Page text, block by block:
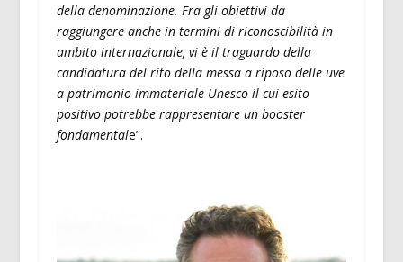
della denominazione. Fra gli obiettivi da
raggiungere anche in termini di riconoscibilità in
ambito internazionale, vi è il traguardo della
candidatura del rito della messa a riposo delle uve
a patrimonio immateriale Unesco il cui esito
positivo potrebbe rappresentare un booster
fondamentale”.